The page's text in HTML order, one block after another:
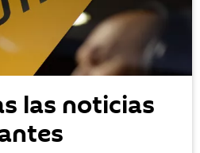
las noticias